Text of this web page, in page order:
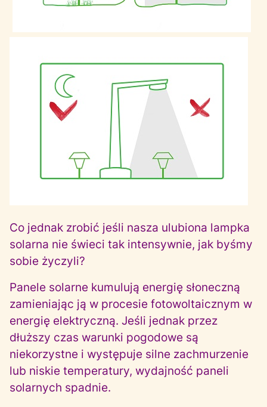
Co jednak zrobić jeśli nasza ulubiona lampka
solarna nie świeci tak intensywnie, jak byśmy
sobie życzyli?
Panele solarne kumulują energię słoneczną
zamieniając ją w procesie fotowoltaicznym w
energię elektryczną. Jeśli jednak przez
dłuższy czas warunki pogodowe są
niekorzystne i występuje silne zachmurzenie
lub niskie temperatury, wydajność paneli
solarnych spadnie.